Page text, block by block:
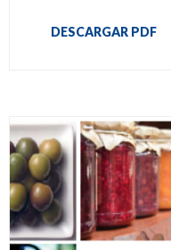
DESCARGAR PDF